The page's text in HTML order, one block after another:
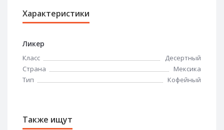
Характеристики
Ликер
Класс
Десертный
Страна
Мексика
Тип
Кофейный
Также ищут